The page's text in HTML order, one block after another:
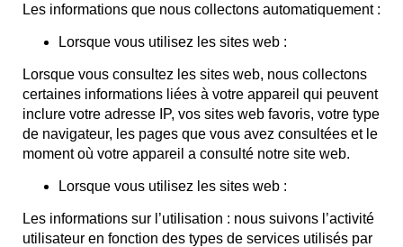
Les informations que nous collectons automatiquement :
Lorsque vous utilisez les sites web :
Lorsque vous consultez les sites web, nous collectons
certaines informations liées à votre appareil qui peuvent
inclure votre adresse IP, vos sites web favoris, votre type
de navigateur, les pages que vous avez consultées et le
moment où votre appareil a consulté notre site web.
Lorsque vous utilisez les sites web :
Les informations sur l’utilisation : nous suivons l’activité
utilisateur en fonction des types de services utilisés par